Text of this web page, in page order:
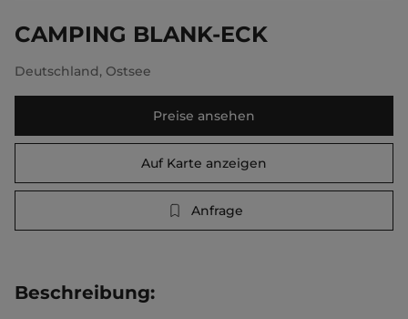
CAMPING BLANK-ECK
Deutschland, Ostsee
Preise ansehen
Auf Karte anzeigen
Anfrage
Beschreibung: